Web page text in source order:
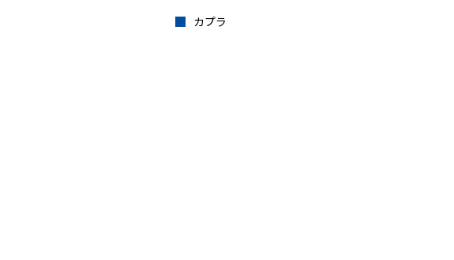
カプラ